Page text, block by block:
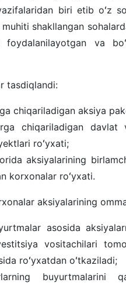
biri etib oʻz
shakllangan
foydalanilayotgan va
tasdiqlandi:
chiqariladigan aksiya
chiqariladigan
roʻyxati;
aksiyalarining
korxonalar roʻyxati.
aksiyalarining
asosida
vositachilari
roʻyxatdan oʻtkaziladi;
buyurtmalarini